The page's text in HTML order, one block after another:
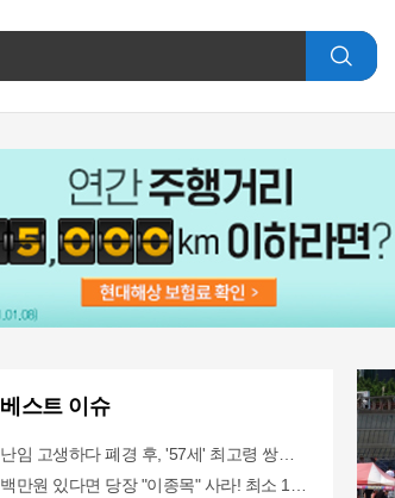
검
베스트 이슈
난임 고생하다 폐경 후, '57세' 최고령 쌍둥이 출산?
백만원 있다면 당장 "이종목" 사라! 최소 1000배 이상 증